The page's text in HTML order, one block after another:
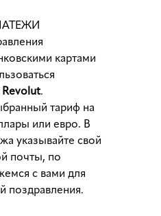
картами
Revolut.
тариф на
или евро. В
указывайте свой
почты, по
с вами для
поздравления.